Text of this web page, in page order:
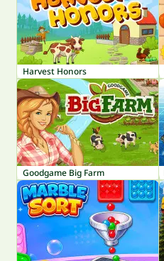
Harvest Honors
Goodgame Big Farm